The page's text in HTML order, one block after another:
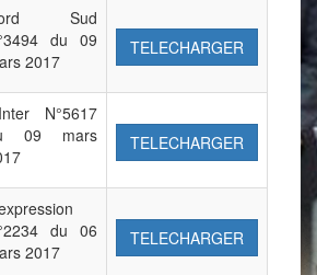
Sud
du 09
2017
TELECHARGER
N°5617
09 mars
TELECHARGER
du 06
2017
TELECHARGER